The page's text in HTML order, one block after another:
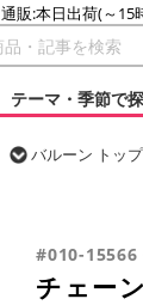
通販:本日出荷(～15
テーマ・季節で
バルーン トップ
#010-
チェー